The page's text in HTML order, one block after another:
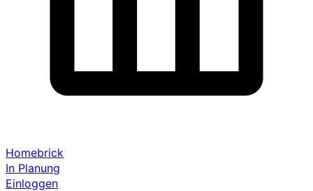
Homebrick
In Planung
Einloggen